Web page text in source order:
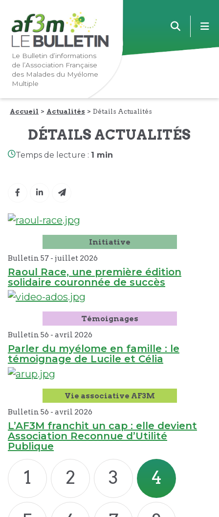
Lien
vers
navigation
principale
Lien
vers
contenu
principal
Le Bulletin d’informations
de l’Association Française
des Malades du Myélome
Multiple
Accueil Actualités Détails Actualités
DÉTAILS ACTUALITÉS
Temps de lecture : 1 min
Initiative
Bulletin 57 - juillet 2026
Raoul Race, une première édition
solidaire couronnée de succès
Témoignages
Bulletin 56 - avril 2026
Parler du myélome en famille : le
témoignage de Lucile et Célia
Vie associative AF3M
Bulletin 56 - avril 2026
L’AF3M franchit un cap : elle devient
Association Reconnue d’Utilité
Publique
1 2 3
4